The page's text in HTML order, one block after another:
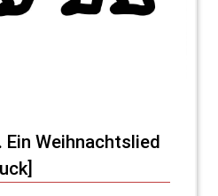
Ein Weihnachtslied